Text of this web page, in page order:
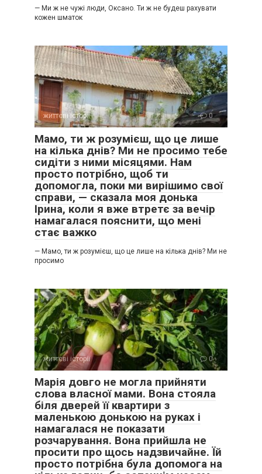
— Ми ж не чужі люди, Оксано. Ти ж не будеш рахувати
кожен шматок
життєві історії 0
Мамо, ти ж розумієш, що це лише
на кілька днів? Ми не просимо тебе
сидіти з ними місяцями. Нам
просто потрібно, щоб ти
допомогла, поки ми вирішимо свої
справи, — сказала моя донька
Ірина, коли я вже втретє за вечір
намагалася пояснити, що мені
стає важко
— Мамо, ти ж розумієш, що це лише на кілька днів? Ми не
просимо
життєві історії 0
Марія довго не могла прийняти
слова власної мами. Вона стояла
біля дверей її квартири з
маленькою донькою на руках і
намагалася не показати
розчарування. Вона прийшла не
просити про щось надзвичайне. Їй
просто потрібна була допомога на